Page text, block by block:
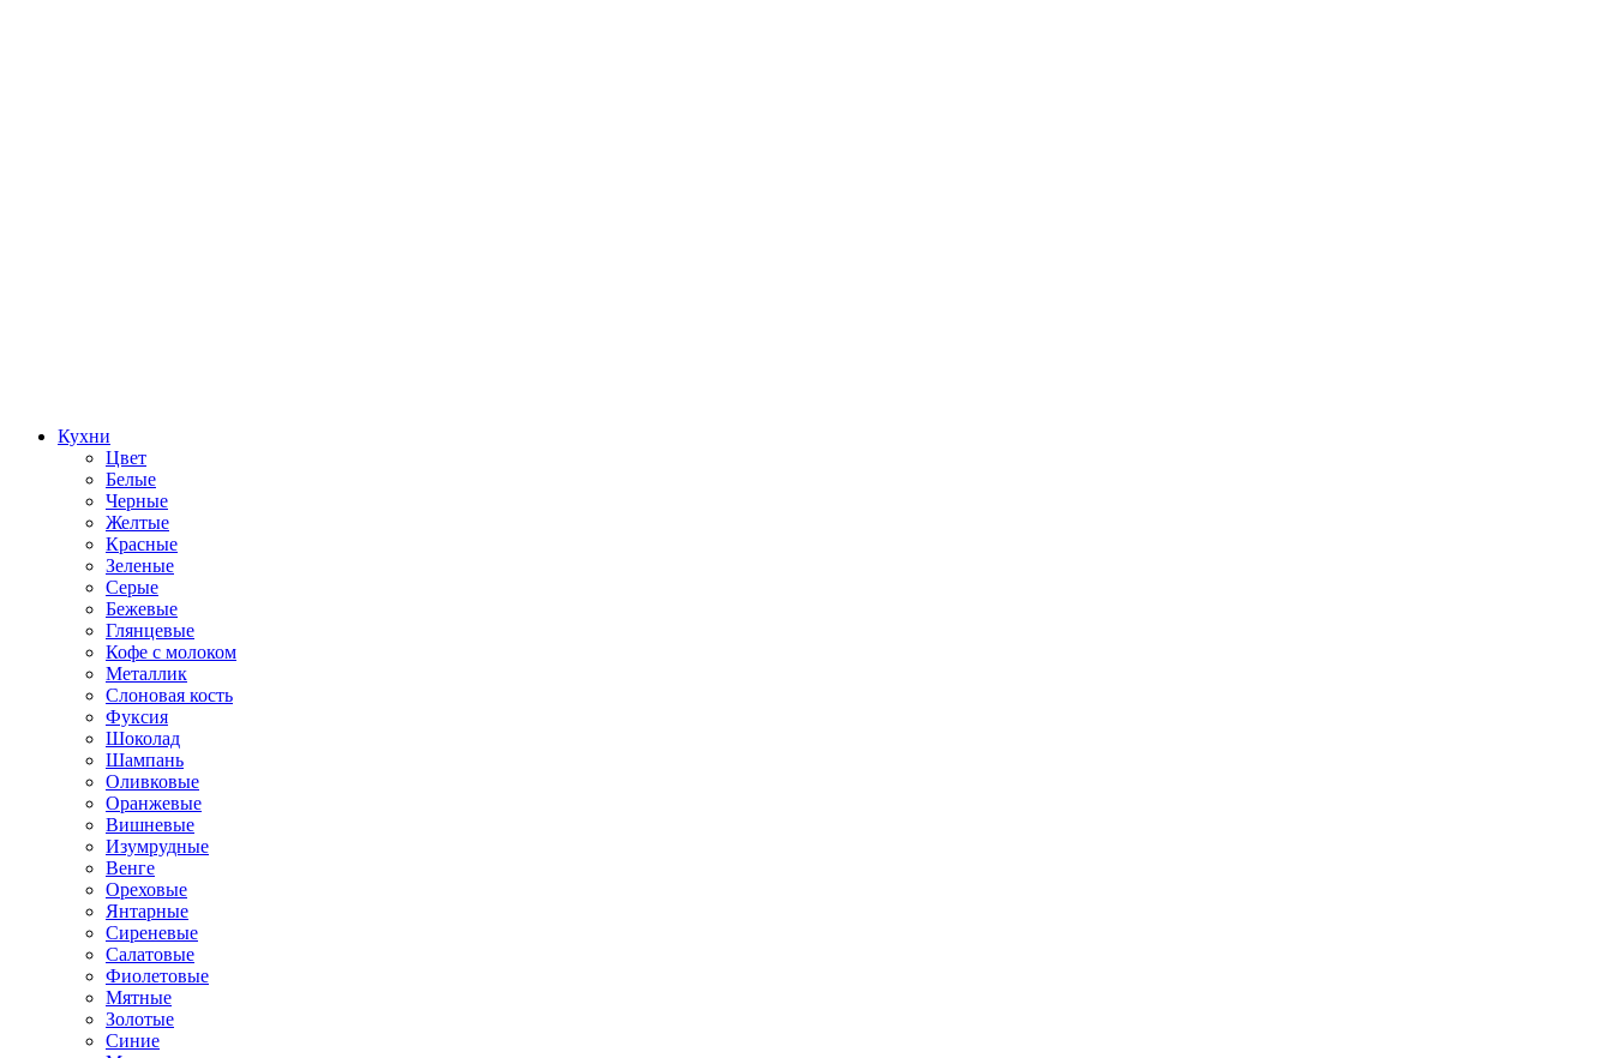
Кухни
Цвет
Белые
Черные
Желтые
Красные
Зеленые
Серые
Бежевые
Глянцевые
Кофе с молоком
Металлик
Слоновая кость
Фуксия
Шоколад
Шампань
Оливковые
Оранжевые
Вишневые
Изумрудные
Венге
Ореховые
Янтарные
Сиреневые
Салатовые
Фиолетовые
Мятные
Золотые
Синие